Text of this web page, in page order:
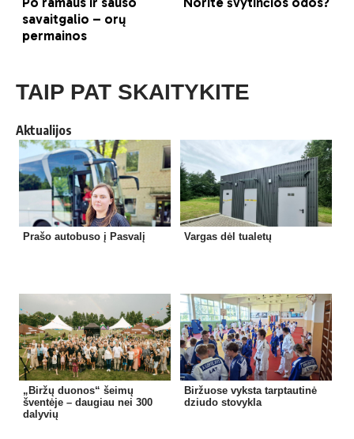
TAIP PAT SKAITYKITE
Aktualijos
Prašo autobuso į Pasvalį Vargas dėl tualetų
„Biržų duonos“ šeimų
šventėje – daugiau nei 300
dalyvių
Biržuose vyksta tarptautinė
dziudo stovykla